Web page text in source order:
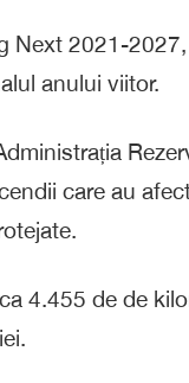
Next 2021-
anului viitor.
care au
4.455 de de